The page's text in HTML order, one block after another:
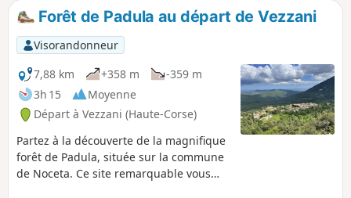
Forêt de Padula au départ de Vezzani
Visorandonneur
7,88 km
+358 m
-359 m
3h 15
Moyenne
Départ à Vezzani (Haute-Corse)
Partez à la découverte de la magnifique
forêt de Padula, située sur la commune
de Noceta. Ce site remarquable vous